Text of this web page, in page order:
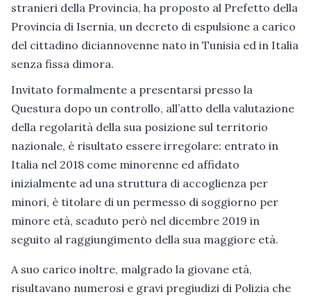
stranieri della Provincia, ha proposto al Prefetto della
Provincia di Isernia, un decreto di espulsione a carico
del cittadino diciannovenne nato in Tunisia ed in Italia
senza fissa dimora.
Invitato formalmente a presentarsi presso la
Questura dopo un controllo, all’atto della valutazione
della regolarità della sua posizione sul territorio
nazionale, è risultato essere irregolare: entrato in
Italia nel 2018 come minorenne ed affidato
inizialmente ad una struttura di accoglienza per
minori, è titolare di un permesso di soggiorno per
minore età, scaduto però nel dicembre 2019 in
seguito al raggiungimento della sua maggiore età.
A suo carico inoltre, malgrado la giovane età,
risultavano numerosi e gravi pregiudizi di Polizia che